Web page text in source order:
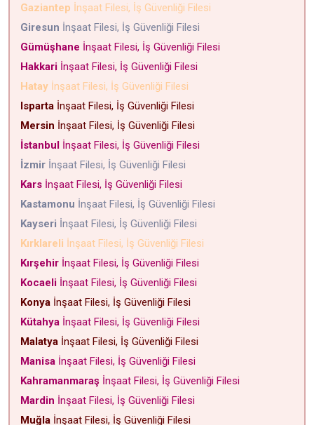
Gaziantep İnşaat Filesi, İş Güvenliği Filesi
Giresun İnşaat Filesi, İş Güvenliği Filesi
Gümüşhane İnşaat Filesi, İş Güvenliği Filesi
Hakkari İnşaat Filesi, İş Güvenliği Filesi
Hatay İnşaat Filesi, İş Güvenliği Filesi
Isparta İnşaat Filesi, İş Güvenliği Filesi
Mersin İnşaat Filesi, İş Güvenliği Filesi
İstanbul İnşaat Filesi, İş Güvenliği Filesi
İzmir İnşaat Filesi, İş Güvenliği Filesi
Kars İnşaat Filesi, İş Güvenliği Filesi
Kastamonu İnşaat Filesi, İş Güvenliği Filesi
Kayseri İnşaat Filesi, İş Güvenliği Filesi
Kırklareli İnşaat Filesi, İş Güvenliği Filesi
Kırşehir İnşaat Filesi, İş Güvenliği Filesi
Kocaeli İnşaat Filesi, İş Güvenliği Filesi
Konya İnşaat Filesi, İş Güvenliği Filesi
Kütahya İnşaat Filesi, İş Güvenliği Filesi
Malatya İnşaat Filesi, İş Güvenliği Filesi
Manisa İnşaat Filesi, İş Güvenliği Filesi
Kahramanmaraş İnşaat Filesi, İş Güvenliği Filesi
Mardin İnşaat Filesi, İş Güvenliği Filesi
Muğla İnşaat Filesi, İş Güvenliği Filesi